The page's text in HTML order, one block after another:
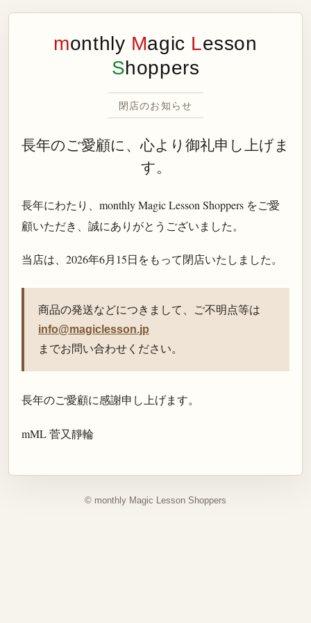
monthly Magic Lesson
Shoppers
閉店のお知らせ
長年のご愛顧に、心より御礼申し上げま
す。
長年にわたり、monthly Magic Lesson Shoppers をご愛
顧いただき、誠にありがとうございました。
当店は、 2026年6月15日をもって閉店いたしました。
商品の発送などにつきまして、ご不明点等は
info@magiclesson.jp
までお問い合わせください。
長年のご愛顧に感謝申し上げます。
mML 菅又靜輪
© monthly Magic Lesson Shoppers